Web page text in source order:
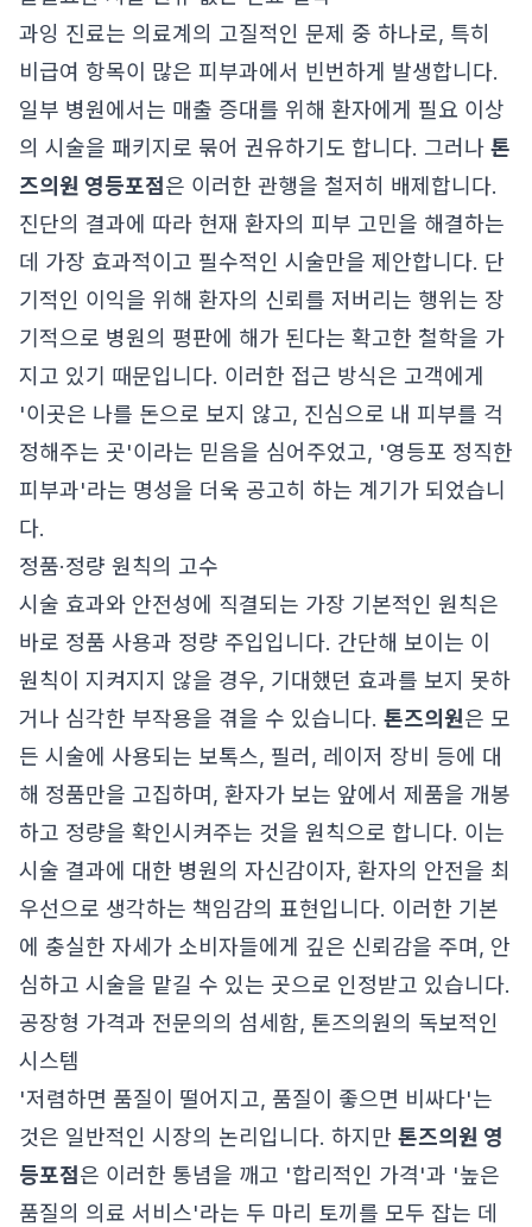
과잉 진료는 의료계의 고질적인 문제 중 하나로, 특히
비급여 항목이 많은 피부과에서 빈번하게 발생합니다.
일부 병원에서는 매출 증대를 위해 환자에게 필요 이상
의 시술을 패키지로 묶어 권유하기도 합니다. 그러나 톤
즈의원 영등포점은 이러한 관행을 철저히 배제합니다.
진단의 결과에 따라 현재 환자의 피부 고민을 해결하는
데 가장 효과적이고 필수적인 시술만을 제안합니다. 단
기적인 이익을 위해 환자의 신뢰를 저버리는 행위는 장
기적으로 병원의 평판에 해가 된다는 확고한 철학을 가
지고 있기 때문입니다. 이러한 접근 방식은 고객에게
'이곳은 나를 돈으로 보지 않고, 진심으로 내 피부를 걱
정해주는 곳'이라는 믿음을 심어주었고, '영등포 정직한
피부과'라는 명성을 더욱 공고히 하는 계기가 되었습니
다.
정품·정량 원칙의 고수
시술 효과와 안전성에 직결되는 가장 기본적인 원칙은
바로 정품 사용과 정량 주입입니다. 간단해 보이는 이
원칙이 지켜지지 않을 경우, 기대했던 효과를 보지 못하
거나 심각한 부작용을 겪을 수 있습니다. 톤즈의원은 모
든 시술에 사용되는 보톡스, 필러, 레이저 장비 등에 대
해 정품만을 고집하며, 환자가 보는 앞에서 제품을 개봉
하고 정량을 확인시켜주는 것을 원칙으로 합니다. 이는
시술 결과에 대한 병원의 자신감이자, 환자의 안전을 최
우선으로 생각하는 책임감의 표현입니다. 이러한 기본
에 충실한 자세가 소비자들에게 깊은 신뢰감을 주며, 안
심하고 시술을 맡길 수 있는 곳으로 인정받고 있습니다.
공장형 가격과 전문의의 섬세함, 톤즈의원의 독보적인
시스템
'저렴하면 품질이 떨어지고, 품질이 좋으면 비싸다'는
것은 일반적인 시장의 논리입니다. 하지만 톤즈의원 영
등포점은 이러한 통념을 깨고 '합리적인 가격'과 '높은
품질의 의료 서비스'라는 두 마리 토끼를 모두 잡는 데